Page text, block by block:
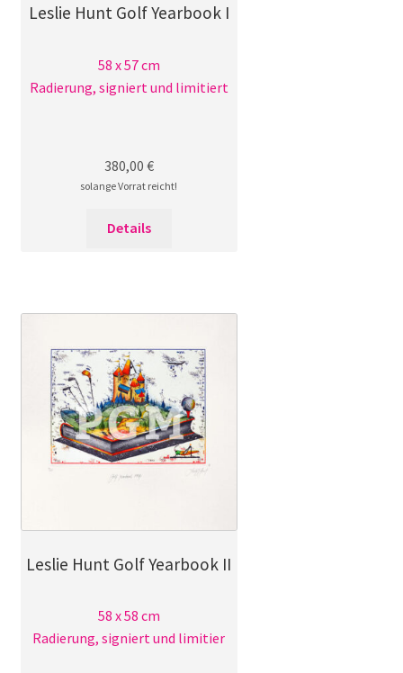
Leslie Hunt Golf Yearbook I
58 x 57 cm
Radierung, signiert und limitiert
380,00 €
solange Vorrat reicht!
Details
Leslie Hunt Golf Yearbook II
58 x 58 cm
Radierung, signiert und limitier